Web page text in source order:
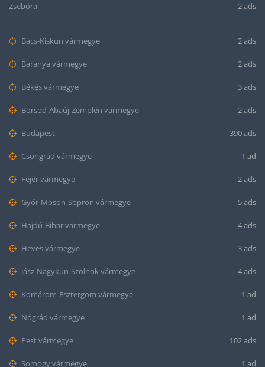
Zsebóra 2 ads
Bács-Kiskun vármegye 2 ads
Baranya vármegye 2 ads
Békés vármegye 3 ads
Borsod-Abaúj-Zemplén vármegye 2 ads
Budapest 390 ads
Csongrád vármegye 1 ad
Fejér vármegye 2 ads
Győr-Moson-Sopron vármegye 5 ads
Hajdú-Bihar vármegye 4 ads
Heves vármegye 3 ads
Jász-Nagykun-Szolnok vármegye 4 ads
Komárom-Esztergom vármegye 1 ad
Nógrád vármegye 1 ad
Pest vármegye 102 ads
Somogy vármegye 1 ad